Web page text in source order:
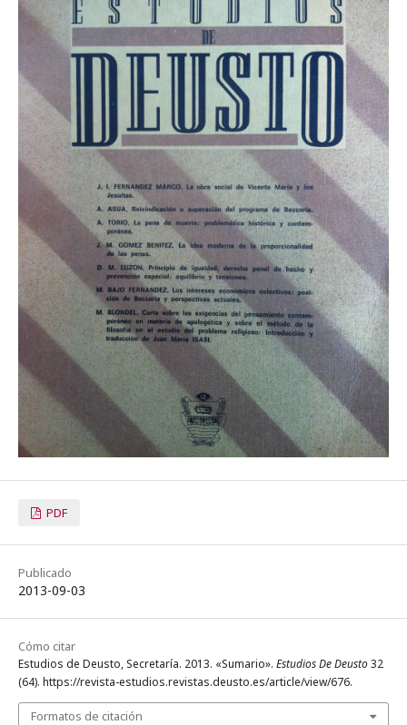
PDF
Publicado
2013-09-03
Cómo citar
Estudios de Deusto, Secretaría. 2013. «Sumario». Estudios De Deusto32
(64). https://revista-estudios.revistas.deusto.es/article/view/676.
Formatos de citación